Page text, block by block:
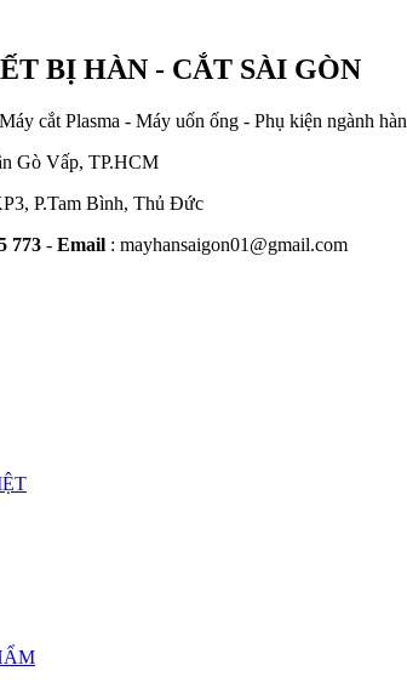
BỊ HÀN - CẮT SÀI GÒN
cắt Plasma - Máy uốn ống - Phụ kiện ngành hàn
Gò Vấp, TP.HCM
P.Tam Bình, Thủ Đức
773 - Email : mayhansaigon01@gmail.com